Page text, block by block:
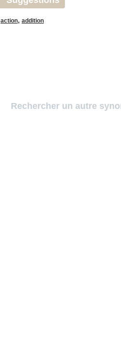
action, addition
Rechercher un autre